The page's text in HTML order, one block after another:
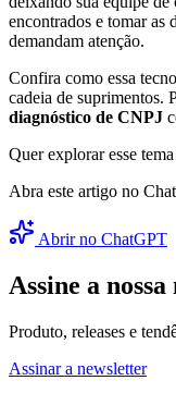
encontrados e tomar as
demandam atenção.
Confira como essa
cadeia de suprimentos.
diagnóstico de CNPJ
Quer explorar esse
Abra este artigo no
Abrir no ChatGPT
Assine a
Produto, releases e
Assinar a newsletter